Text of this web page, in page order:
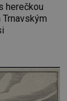
herečkou